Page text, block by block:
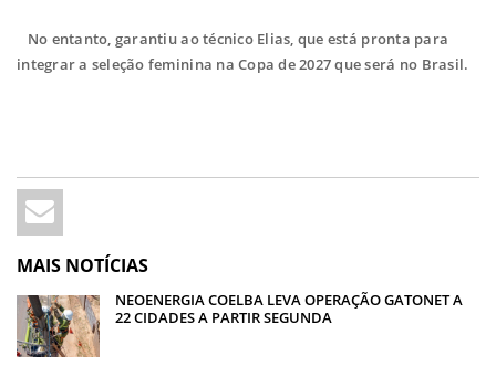
No entanto, garantiu ao técnico Elias, que está pronta para
integrar a seleção feminina na Copa de 2027 que será no Brasil.
MAIS NOTÍCIAS
NEOENERGIA COELBA LEVA OPERAÇÃO GATONET A
22 CIDADES A PARTIR SEGUNDA